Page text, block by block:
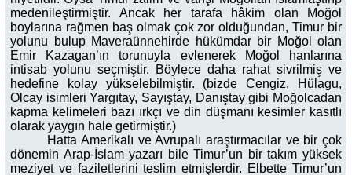
medenileştirmiştir. Ancak her tarafa hâkim olan Moğol
boylarına rağmen baş olmak çok zor olduğundan, Timur bir
yolunu bulup Maveraünnehirde hükümdar bir Moğol olan
Emir Kazagan’ın torunuyla evlenerek Moğol hanlarına
intisab yolunu seçmiştir. Böylece daha rahat sivrilmiş ve
hedefine kolay yükselebilmiştir. (bizde Cengiz, Hülagu,
Olcay isimleri Yargıtay, Sayıştay, Danıştay gibi Moğolcadan
kapma kelimeleri bazı ırkçı ve din düşmanı kesimler kasıtlı
olarak yaygın hale getirmiştir.)
Hatta Amerikalı ve Avrupalı araştırmacılar ve bir çok
dönemin Arap-İslam yazarı bile Timur’un bir takım yüksek
meziyet ve faziletlerini teslim etmişlerdir. Elbette Timur’un